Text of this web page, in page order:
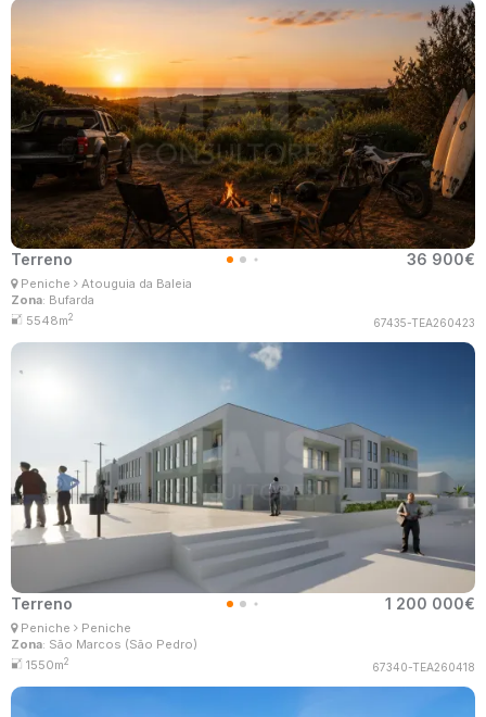
Terreno 36 900€
Peniche
Atouguia da Baleia
Zona: Bufarda
5548m2 67435-TEA260423
Corretor Imobiliário
Terreno 1 200 000€
Peniche
Peniche
Zona: São Marcos (São Pedro)
1550m2 67340-TEA260418
Corretor Imobiliário